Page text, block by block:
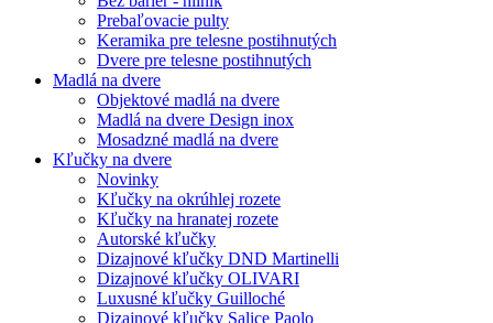
Prebaľovacie pulty
Keramika pre telesne postihnutých
Dvere pre telesne postihnutých
Madlá na dvere
Objektové madlá na dvere
Madlá na dvere Design inox
Mosadzné madlá na dvere
Kľučky na dvere
Novinky
Kľučky na okrúhlej rozete
Kľučky na hranatej rozete
Autorské kľučky
Dizajnové kľučky DND Martinelli
Dizajnové kľučky OLIVARI
Luxusné kľučky Guilloché
Dizajnové kľučky Salice Paolo